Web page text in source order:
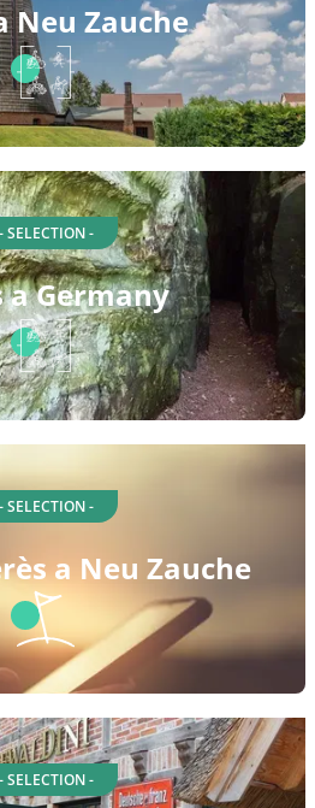
Neu Zauche
- SELECTION -
a Germany
- SELECTION -
a Neu Zauche
- SELECTION -